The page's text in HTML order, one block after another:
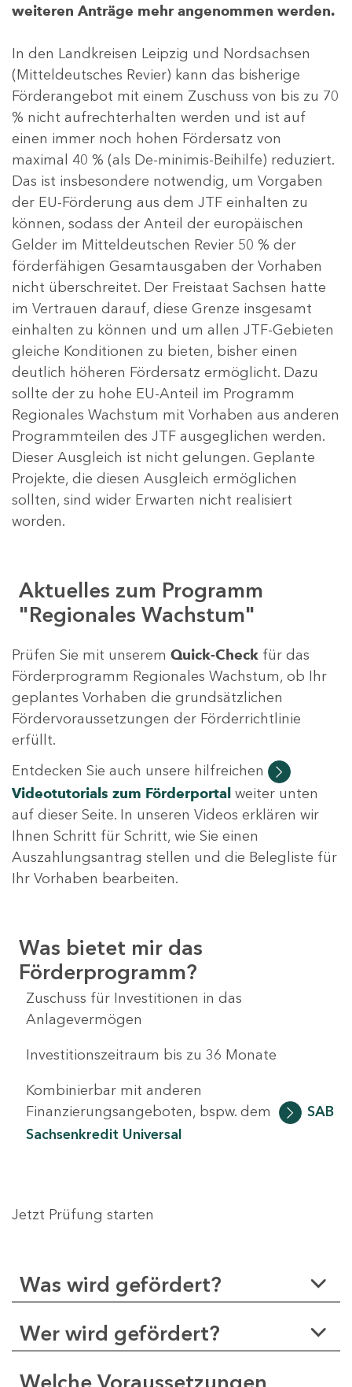
weiteren Anträge mehr angenommen werden.
In den Landkreisen Leipzig und Nordsachsen
(Mitteldeutsches Revier) kann das bisherige
Förderangebot mit einem Zuschuss von bis zu 70
% nicht aufrechterhalten werden und ist auf
einen immer noch hohen Fördersatz von
maximal 40 % (als De-minimis-Beihilfe) reduziert.
Das ist insbesondere notwendig, um Vorgaben
der EU-Förderung aus dem JTF einhalten zu
können, sodass der Anteil der europäischen
Gelder im Mitteldeutschen Revier 50 % der
förderfähigen Gesamtausgaben der Vorhaben
nicht überschreitet. Der Freistaat Sachsen hatte
im Vertrauen darauf, diese Grenze insgesamt
einhalten zu können und um allen JTF-Gebieten
gleiche Konditionen zu bieten, bisher einen
deutlich höheren Fördersatz ermöglicht. Dazu
sollte der zu hohe EU-Anteil im Programm
Regionales Wachstum mit Vorhaben aus anderen
Programmteilen des JTF ausgeglichen werden.
Dieser Ausgleich ist nicht gelungen. Geplante
Projekte, die diesen Ausgleich ermöglichen
sollten, sind wider Erwarten nicht realisiert
worden.
Aktuelles zum Programm
"Regionales Wachstum"
Prüfen Sie mit unserem Quick-Check für das
Förderprogramm Regionales Wachstum, ob Ihr
geplantes Vorhaben die grundsätzlichen
Fördervoraussetzungen der Förderrichtlinie
erfüllt.
Entdecken Sie auch unsere hilfreichen
Videotutorials zum Förderportal weiter unten
auf dieser Seite. In unseren Videos erklären wir
Ihnen Schritt für Schritt, wie Sie einen
Auszahlungsantrag stellen und die Belegliste für
Ihr Vorhaben bearbeiten.
Was bietet mir das
Förderprogramm?
Zuschuss für Investitionen in das
Anlagevermögen
Investitionszeitraum bis zu 36 Monate
Kombinierbar mit anderen
Finanzierungsangeboten, bspw. dem
SAB
Sachsenkredit Universal
Jetzt Prüfung starten
Was wird gefördert?
Wer wird gefördert?
Welche Voraussetzungen